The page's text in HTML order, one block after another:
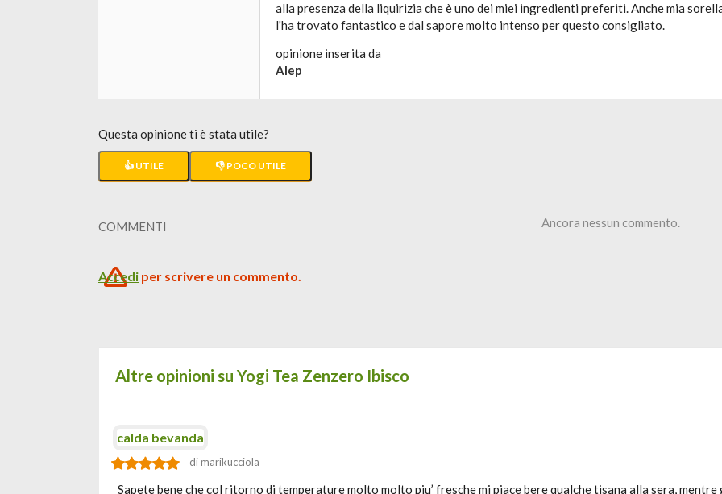
alla presenza della liquirizia che è uno dei miei ingredienti preferiti. Anche mia
l'ha trovato fantastico e dal sapore molto intenso per questo consigliato.
opinione inserita da
Alep
Questa opinione ti è stata utile?
👍 UTILE 👎 POCO UTILE
COMMENTI Ancora nessun commento.
Accedi per scrivere un commento.
Altre opinioni su Yogi Tea Zenzero Ibisco
calda bevanda
di marikucciola
Sapete bene che col ritorno di temperature molto molto piu’ fresche mi piace bere qualche tisana alla sera,